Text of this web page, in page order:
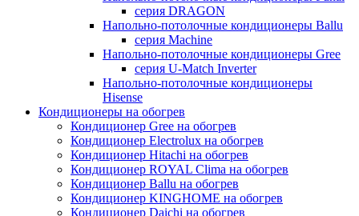
серия DRAGON
Напольно-потолочные кондиционеры Ballu
серия Machine
Напольно-потолочные кондиционеры Gree
серия U-Match Inverter
Напольно-потолочные кондиционеры
Hisense
Кондиционеры на обогрев
Кондиционер Gree на обогрев
Кондиционер Electrolux на обогрев
Кондиционер Hitachi на обогрев
Кондиционер ROYAL Clima на обогрев
Кондиционер Ballu на обогрев
Кондиционер KINGHOME на обогрев
Кондиционер Daichi на обогрев